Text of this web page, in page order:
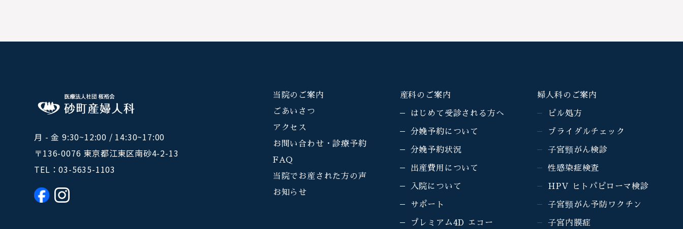
月 - 金 9:30~12:00 / 14:30~17:00
〒136-0076 東京都江東区南砂4-2-13
TEL：03-5635-1103
当院のご案内
ごあいさつ
アクセス
お問い合わせ・診療予約
FAQ
当院でお産された方の声
お知らせ
産科のご案内
はじめて受診される方へ
分娩予約について
分娩予約状況
出産費用について
入院について
サポート
プレミアム4D エコー
婦人科のご案内
ピル処方
ブライダルチェック
子宮頸がん検診
性感染症検査
HPV ヒトパピローマ検診
子宮頸がん予防ワクチン
子宮内膜症